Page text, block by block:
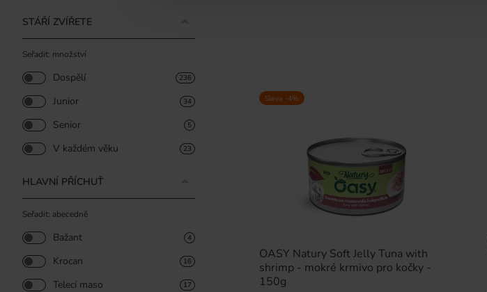
OASY Natury Soft Jelly Tuna with
shrimp - mokré krmivo pro kočky -
150g
Sleva -4%
STÁŘÍ ZVÍŘETE
Seřadit: množství
Dospělí 236
Junior 34
Senior 5
V každém věku 23
HLAVNÍ PŘÍCHUŤ
Seřadit: abecedně
Bažant 4
Krocan 16
Telecí maso 17